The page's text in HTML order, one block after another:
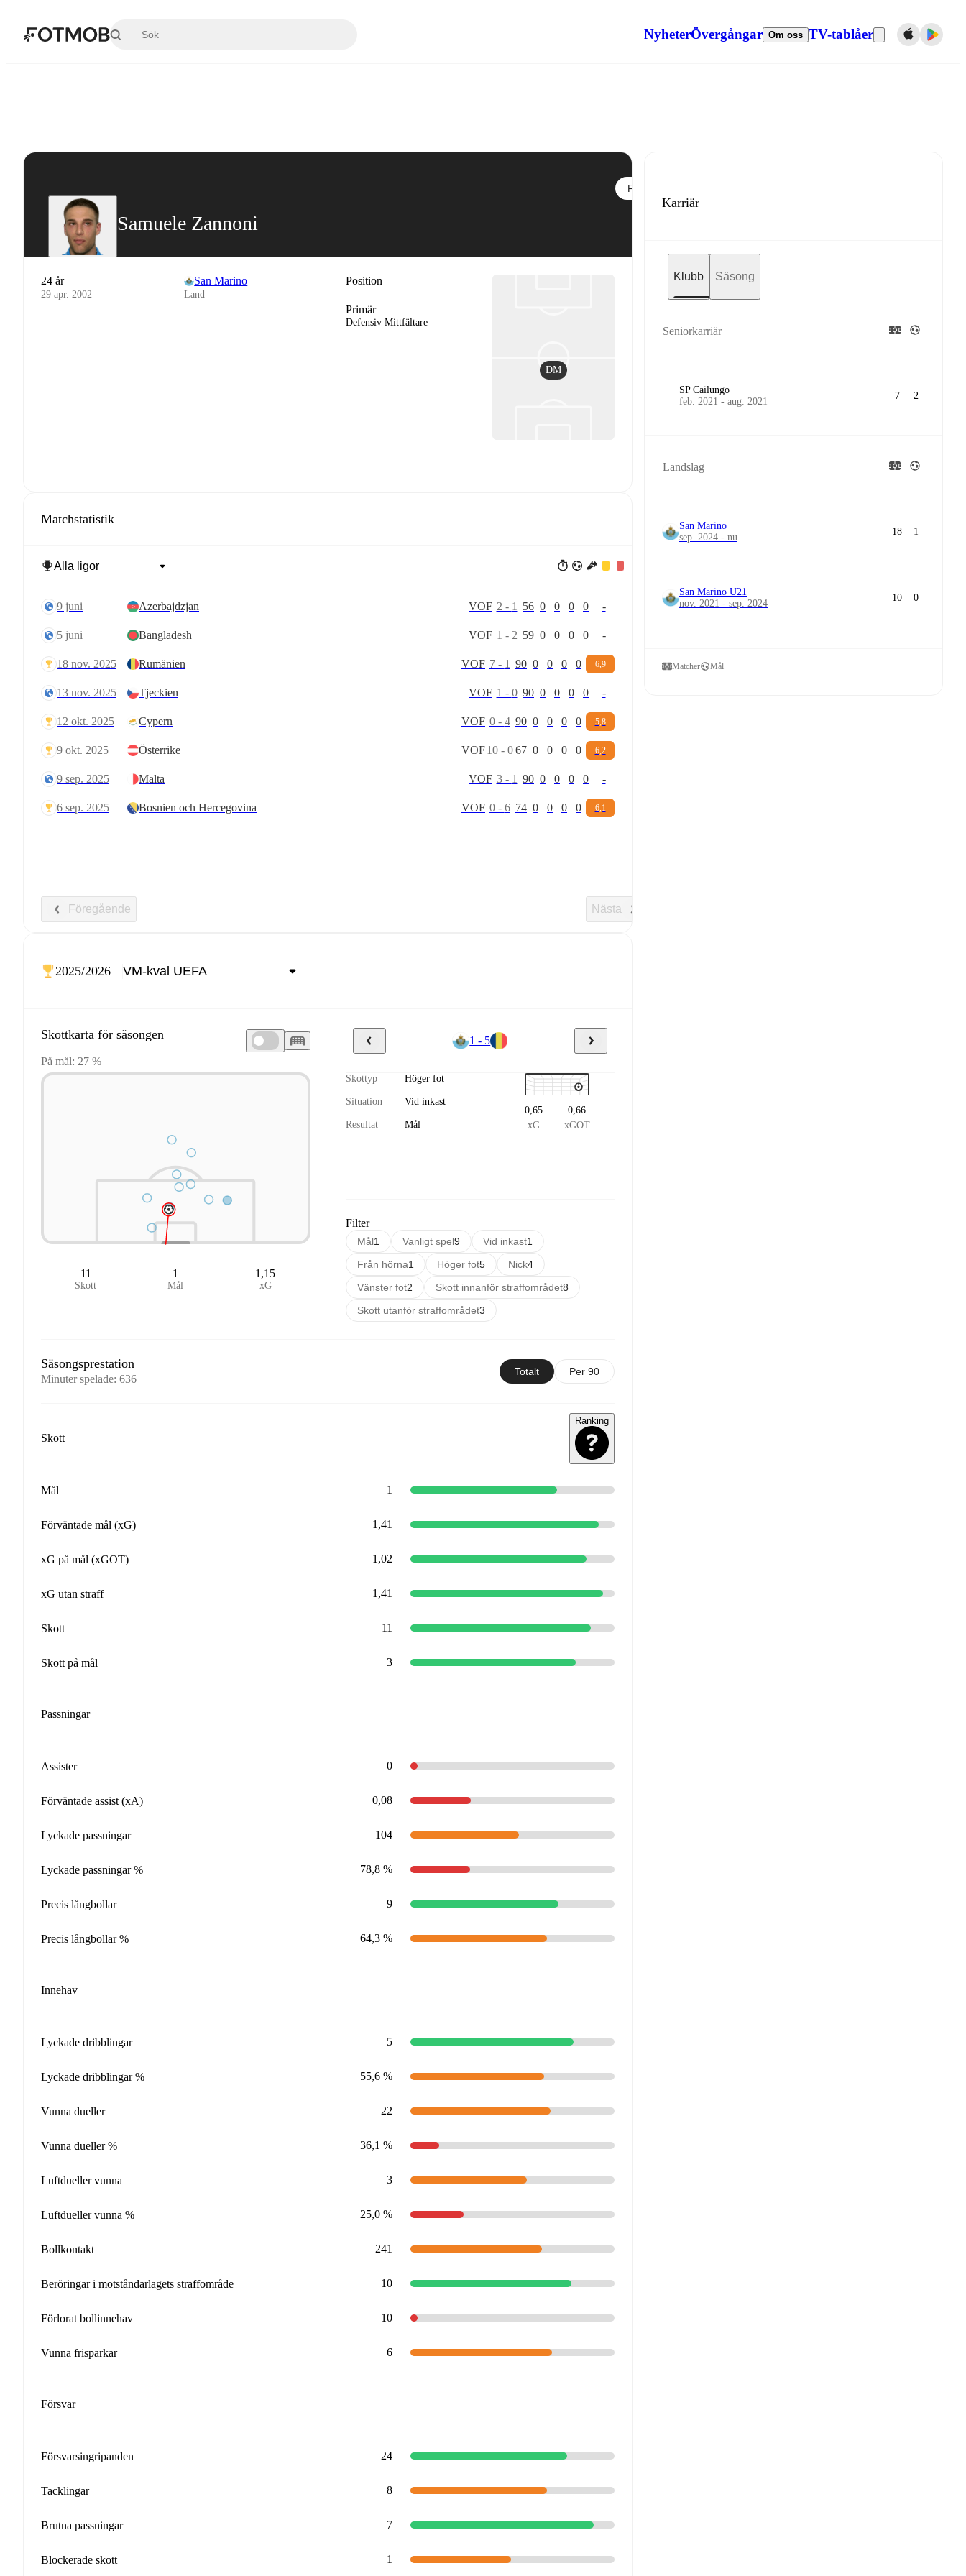
NyheterÖvergångar Om oss TV-tablåer
Samuele Zannoni
Följ
24 år
29 apr. 2002
San Marino
Land
Position
Primär
Defensiv Mittfältare
DM
Matchstatistik
9 juni Azerbajdzjan VOF 2 - 1 56 0 0 0 0 -
5 juni Bangladesh VOF 1 - 2 59 0 0 0 0 -
18 nov. 2025 Rumänien VOF 7- 1 90 0 0 0 0 6,9
13 nov. 2025 Tjeckien VOF 1 - 0 90 0 0 0 0 -
12 okt. 2025 Cypern VOF 0- 4 90 0 0 0 0 5,8
9 okt. 2025 Österrike VOF10- 0 67 0 0 0 0 6,2
9 sep. 2025 Malta VOF 3- 1 90 0 0 0 0 -
6 sep. 2025 Bosnien och Hercegovina VOF 0- 6 74 0 0 0 0 6,1
Föregående Nästa
2025/2026
Skottkarta för säsongen
På mål: 27 %
11
Skott
1
Mål
1,15
xG
1 - 5
Skottyp Höger fot
Situation Vid inkast
Resultat Mål
0,65
xG
0,66
xGOT
Filter
Mål1 Vanligt spel9 Vid inkast1
Från hörna1 Höger fot5 Nick4
Vänster fot2 Skott innanför straffområdet8
Skott utanför straffområdet3
Säsongsprestation
Minuter spelade: 636
Totalt Per 90
Skott
Ranking
Mål 1
Förväntade mål (xG) 1,41
xG på mål (xGOT) 1,02
xG utan straff 1,41
Skott 11
Skott på mål 3
Passningar
Assister 0
Förväntade assist (xA) 0,08
Lyckade passningar 104
Lyckade passningar % 78,8 %
Precis långbollar 9
Precis långbollar % 64,3 %
Innehav
Lyckade dribblingar 5
Lyckade dribblingar % 55,6 %
Vunna dueller 22
Vunna dueller % 36,1 %
Luftdueller vunna 3
Luftdueller vunna % 25,0 %
Bollkontakt 241
Beröringar i motståndarlagets straffområde 10
Förlorat bollinnehav 10
Vunna frisparkar 6
Försvar
Försvarsingripanden 24
Tacklingar 8
Brutna passningar 7
Blockerade skott 1
Karriär
Klubb Säsong
Seniorkarriär
SP Cailungo
feb. 2021 - aug. 2021
7 2
Landslag
San Marino
sep. 2024 - nu
18 1
San Marino U21
nov. 2021 - sep. 2024
10 0
Matcher Mål